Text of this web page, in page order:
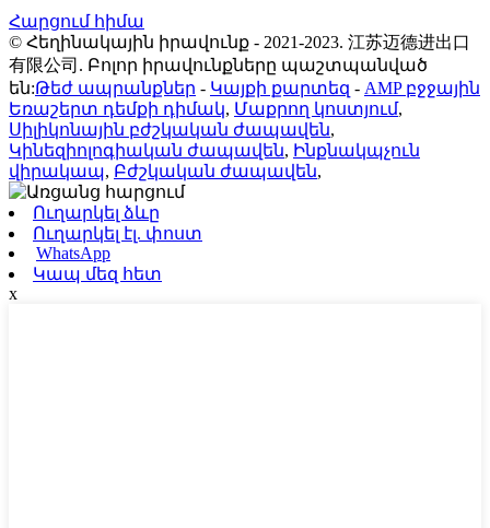
Հարցում հիմա
© Հեղինակային իրավունք - 2021-2023. 江苏迈德进出口
有限公司. Բոլոր իրավունքները պաշտպանված
են:Թեժ ապրանքներ - Կայքի քարտեզ - AMP բջջային
Եռաշերտ դեմքի դիմակ, Մաքրող կոստյում,
Սիլիկոնային բժշկական ժապավեն,
Կինեզիոլոգիական ժապավեն, Ինքնակպչուն
վիրակապ, Բժշկական ժապավեն,
Ուղարկել ձևը
Ուղարկել էլ. փոստ
WhatsApp
Կապ մեզ հետ
x